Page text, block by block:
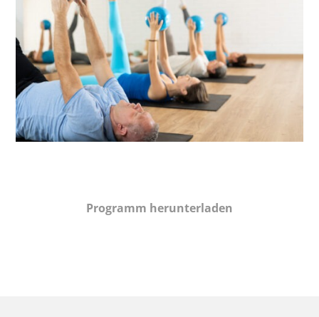
Programm herunterladen